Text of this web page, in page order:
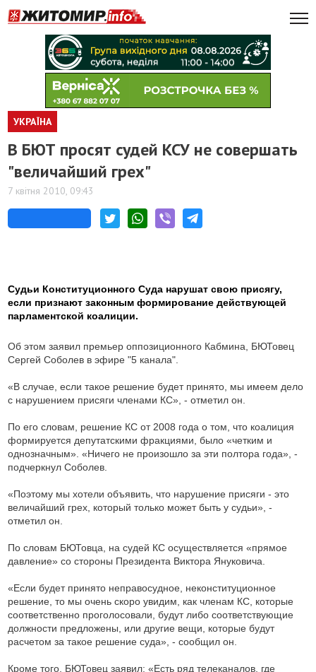
УКРАЇНА
В БЮТ просят судей КСУ не совершать
"величайший грех"
7 квітня 2010, 09:43
Судьи Конституционного Суда нарушат свою присягу,
если признают законным формирование действующей
парламентской коалиции.
Об этом заявил премьер оппозиционного Кабмина, БЮТовец
Сергей Соболев в эфире "5 канала".
«В случае, если такое решение будет принято, мы имеем дело
с нарушением присяги членами КС», - отметил он.
По его словам, решение КС от 2008 года о том, что коалиция
формируется депутатскими фракциями, было «четким и
однозначным». «Ничего не произошло за эти полтора года», -
подчеркнул Соболев.
«Поэтому мы хотели объявить, что нарушение присяги - это
величайший грех, который только может быть у судьи», -
отметил он.
По словам БЮТовца, на судей КС осуществляется «прямое
давление» со стороны Президента Виктора Януковича.
«Если будет принято неправосудное, неконституционное
решение, то мы очень скоро увидим, как членам КС, которые
соответственно проголосовали, будут либо соответствующие
должности предложены, или другие вещи, которые будут
расчетом за такое решение суда», - сообщил он.
Кроме того, БЮТовец заявил: «Есть ряд телеканалов, где